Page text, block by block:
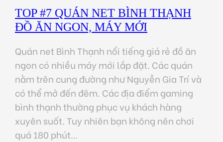
TOP #7 QUÁN NET BÌNH THẠNH
ĐỒ ĂN NGON, MÁY MỚI
Quán net Bình Thạnh nổi tiếng giá rẻ đồ ăn
ngon có nhiều máy mới lắp đặt. Các quán
nằm trên cung đường như Nguyễn Gia Trí và
có thể mở đến đêm. Các địa điểm gaming
bình thạnh thường phục vụ khách hàng
xuyên suốt. Tuy nhiên bạn không nên chơi
quá 180 phút…